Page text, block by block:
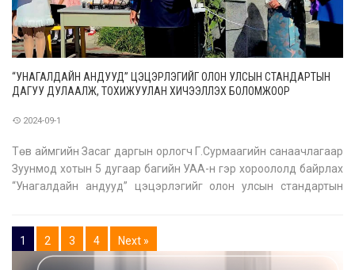
“УНАГАЛДАЙН АНДУУД” ЦЭЦЭРЛЭГИЙГ ОЛОН УЛСЫН СТАНДАРТЫН
ДАГУУ ДУЛААЛЖ, ТОХИЖУУЛАН ХИЧЭЭЛЛЭХ БОЛОМЖООР
2024-09-1
Төв аймгийн Засаг даргын орлогч Г.Сурмаагийн санаачлагаар
Зуунмод хотын 5 дугаар багийн УАА-н гэр хороололд байрлах
“Унагалдайн андууд” цэцэрлэгийг олон улсын стандартын
1
2 3 4 Next »